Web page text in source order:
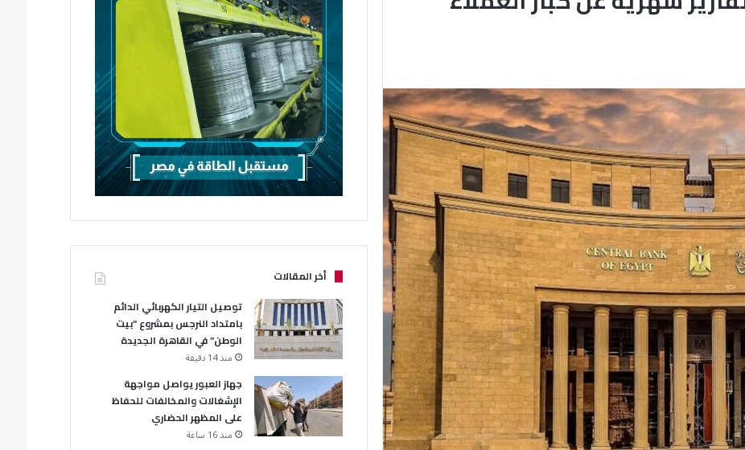
أخر المقالات
توصيل التيار الكهربائي الدائم
بامتداد النرجس بمشروع “بيت
الوطن” في القاهرة الجديدة
منذ 14 دقيقة
جهاز العبور يواصل مواجهة
الإشغالات والمخالفات للحفاظ
على المظهر الحضاري
منذ 16 ساعة